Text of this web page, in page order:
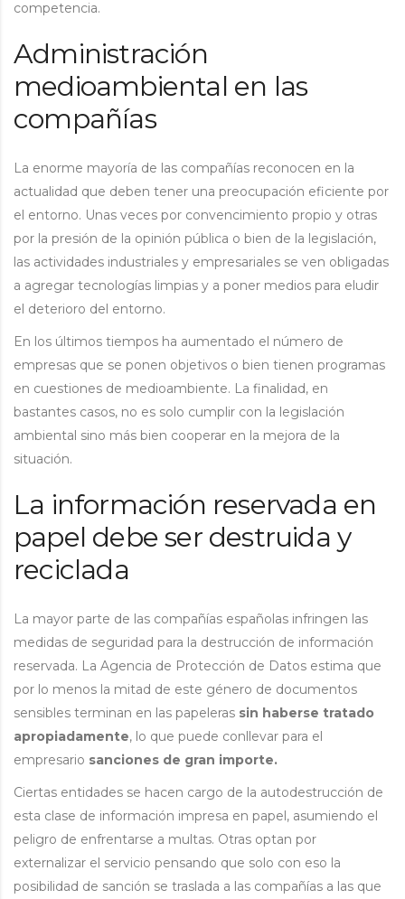
competencia.
Administración
medioambiental en las
compañías
La enorme mayoría de las compañías reconocen en la
actualidad que deben tener una preocupación eficiente por
el entorno. Unas veces por convencimiento propio y otras
por la presión de la opinión pública o bien de la legislación,
las actividades industriales y empresariales se ven obligadas
a agregar tecnologías limpias y a poner medios para eludir
el deterioro del entorno.
En los últimos tiempos ha aumentado el número de
empresas que se ponen objetivos o bien tienen programas
en cuestiones de medioambiente. La finalidad, en
bastantes casos, no es solo cumplir con la legislación
ambiental sino más bien cooperar en la mejora de la
situación.
La información reservada en
papel debe ser destruida y
reciclada
La mayor parte de las compañías españolas infringen las
medidas de seguridad para la destrucción de información
reservada. La Agencia de Protección de Datos estima que
por lo menos la mitad de este género de documentos
sensibles terminan en las papeleras sin haberse tratado
apropiadamente, lo que puede conllevar para el
empresario sanciones de gran importe.
Ciertas entidades se hacen cargo de la autodestrucción de
esta clase de información impresa en papel, asumiendo el
peligro de enfrentarse a multas. Otras optan por
externalizar el servicio pensando que solo con eso la
posibilidad de sanción se traslada a las compañías a las que